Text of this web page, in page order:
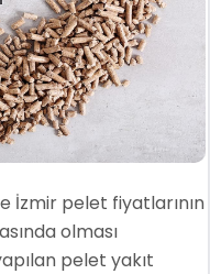
İzmir pelet fiyatlarının
olması
pelet yakıt